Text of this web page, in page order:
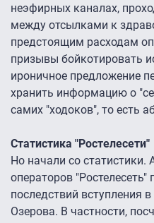
неэфирных каналах,
между отсылками к
предстоящим расходам
призывы бойкотировать
ироничное предложение
хранить информацию о
самих "ходоков", то есть
Статистика "Ростелесети"
Но начали со статистики.
операторов
последствий вступления
Озерова. В частности,